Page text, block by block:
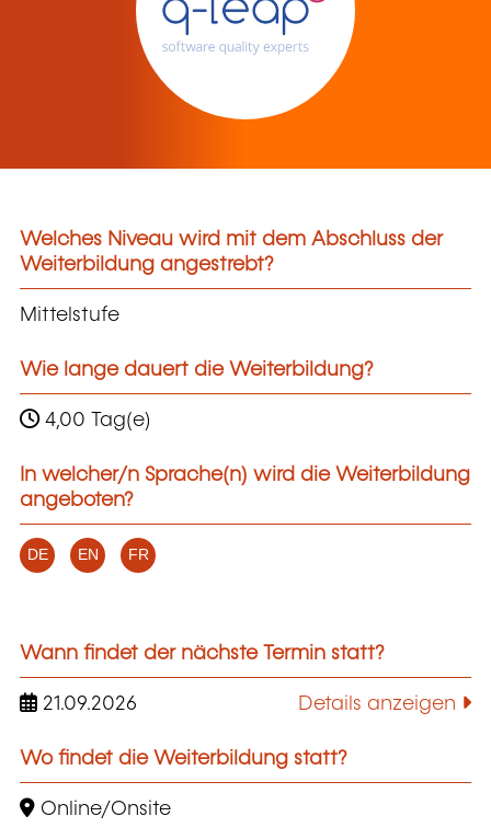
Welches Niveau wird mit dem Abschluss der
Weiterbildung angestrebt?
Mittelstufe
Wie lange dauert die Weiterbildung?
4,00 Tag(e)
In welcher/n Sprache(n) wird die Weiterbildung
angeboten?
DE EN FR
Wann findet der nächste Termin statt?
21.09.2026 Details anzeigen
Wo findet die Weiterbildung statt?
Online/Onsite